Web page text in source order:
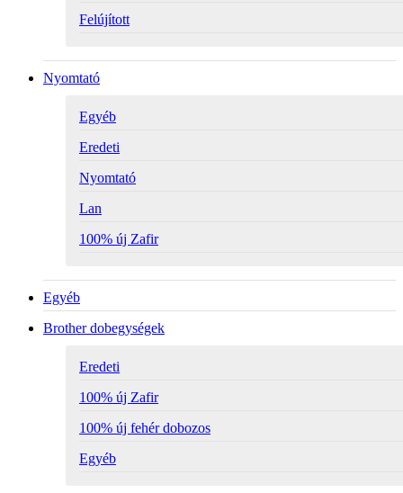
Felújított
Nyomtató
Egyéb
Eredeti
Nyomtató
Lan
100% új Zafir
Egyéb
Brother dobegységek
Eredeti
100% új Zafir
100% új fehér dobozos
Egyéb